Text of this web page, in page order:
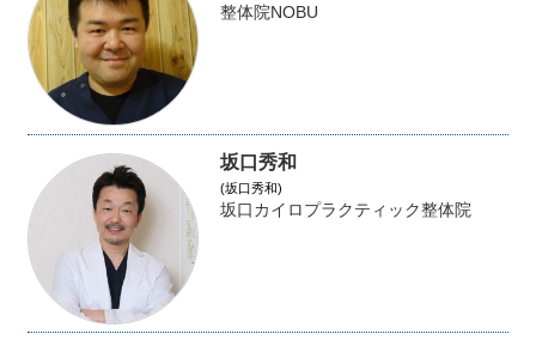
整体院NOBU
坂口秀和
(坂口秀和)
坂口カイロプラクティック整体院